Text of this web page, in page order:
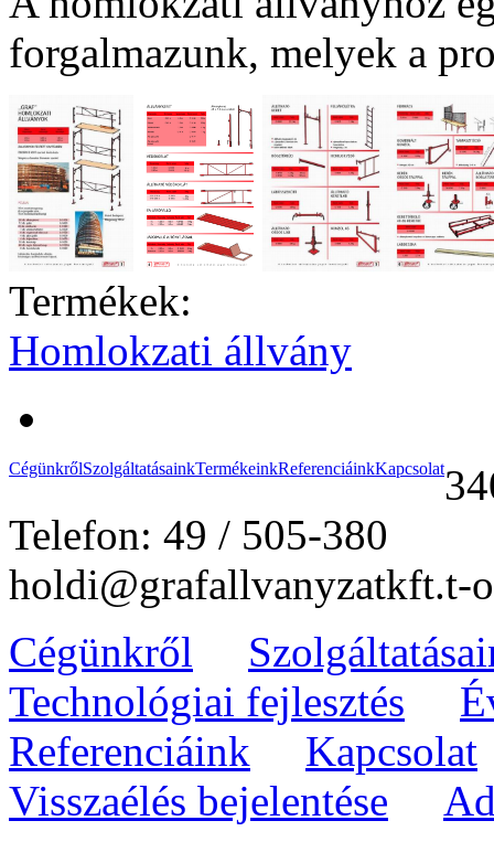
forgalmazunk, melyek a
Termékek:
Homlokzati állvány
CégünkrőlSzolgáltatásainkTermékeinkReferenciáinkKapcsolat
Telefon: 49 / 505-380
holdi@grafallvanyzatkft.t-
Cégünkről
Technológiai fejlesztés
Referenciáink
Kapcsolat
Visszaélés bejelentése